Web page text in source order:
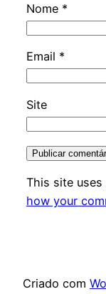
Nome *
Email *
Site
This site
how your
Criado com